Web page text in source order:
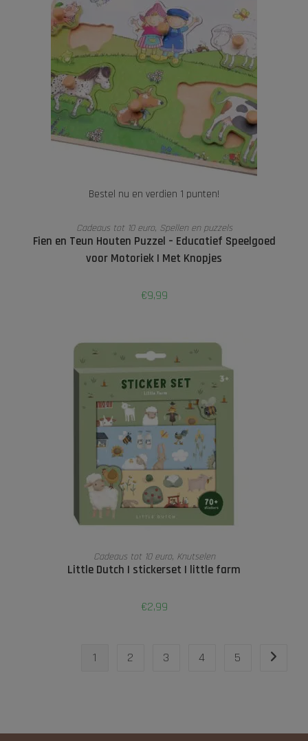
Bestel nu en verdien 1 punten!
TOEVOEGEN AAN WINKELWAGEN
Cadeaus tot 10 euro, Spellen en puzzels
Fien en Teun Houten Puzzel – Educatief Speelgoed
voor Motoriek | Met Knopjes
€9,99
TOEVOEGEN AAN WINKELWAGEN
Cadeaus tot 10 euro, Knutselen
Little Dutch | stickerset | little farm
€2,99
1 2 3 4 5